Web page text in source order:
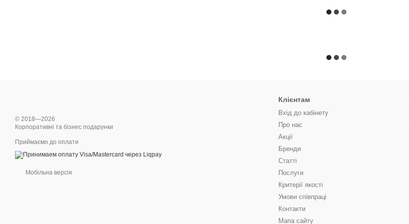
© 2018—2026
Корпоративні та бізнес подарунки
Приймаємо до оплати
Мобільна версія
Клієнтам
Вхід до кабінету
Про нас
Акції
Бренди
Статті
Послуги
Критерії якості
Умови співпраці
Контакти
Мапа сайту